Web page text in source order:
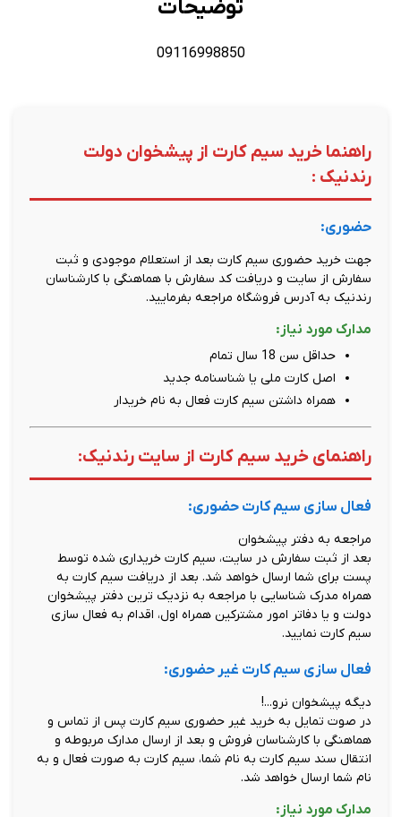
توضیحات
09116998850
راهنما خرید سیم کارت از پیشخوان دولت
رندنیک :
حضوری:
جهت خرید حضوری سیم کارت بعد از استعلام موجودی و ثبت
سفارش از سایت و دریافت کد سفارش با هماهنگی با کارشناسان
رندنیک به آدرس فروشگاه مراجعه بفرمایید.
مدارک مورد نیاز:
حداقل سن 18 سال تمام
اصل کارت ملی یا شناسنامه جدید
همراه داشتن سیم کارت فعال به نام خریدار
راهنمای خرید سیم کارت از سایت رندنیک:
فعال سازی سیم کارت حضوری:
مراجعه به دفتر پیشخوان
بعد از ثبت سفارش در سایت، سیم کارت خریداری شده توسط
پست برای شما ارسال خواهد شد. بعد از دریافت سیم کارت به
همراه مدرک شناسایی با مراجعه به نزدیک ترین دفتر پیشخوان
دولت و یا دفاتر امور مشترکین همراه اول، اقدام به فعال سازی
سیم کارت نمایید.
فعال سازی سیم کارت غیر حضوری:
دیگه پیشخوان نرو...!
در صوت تمایل به خرید غیر حضوری سیم کارت پس از تماس و
هماهنگی با کارشناسان فروش و بعد از ارسال مدارک مربوطه و
انتقال سند سیم کارت به نام شما، سیم کارت به صورت فعال و به
نام شما ارسال خواهد شد.
مدارک مورد نیاز: